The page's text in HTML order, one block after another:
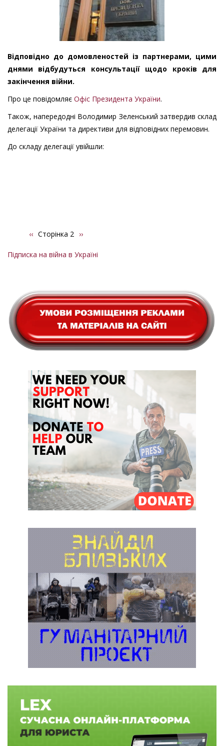
Відповідно до домовленостей із партнерами, цими
днями відбудуться консультації щодо кроків для
закінчення війни.
Про це повідомляє Офіс Президента України.
Також, напередодні Володимир Зеленський затвердив склад
делегації України та директиви для відповідних перемовин.
До складу делегації увійшли:
Розбивка
сторінки
Попередня
‹‹ Сторінка 2
Наступна
››
Підписка на війна в Україні